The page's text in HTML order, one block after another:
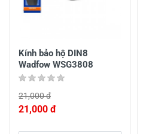
Kính bảo hộ DIN8
Wadfow WSG3808
21,000 đ
21,000 đ